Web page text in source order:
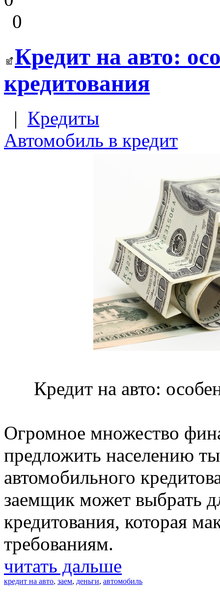
0
Кредит на авто:
кредитования
| Кредиты
Автомобиль в кредит
Кредит на авто:
Огромное множество
предложить населению
автомобильного
заемщик может выбрать
кредитования, которая
требованиям.
читать дальше
кредит на авто, заем, деньги, автомобиль